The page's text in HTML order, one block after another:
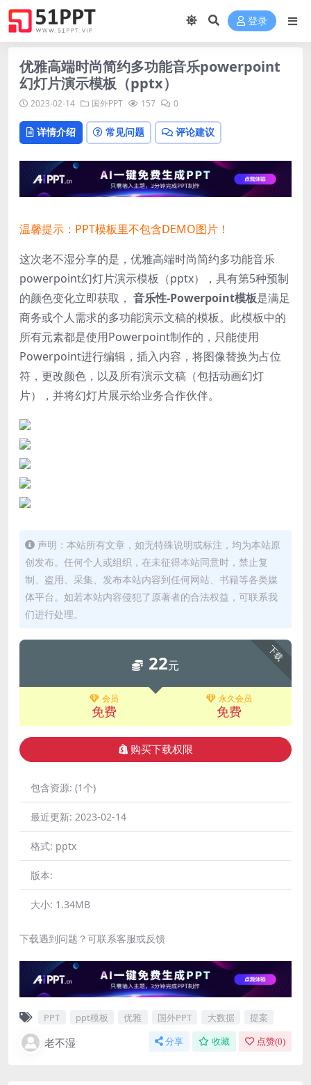
登录
优雅高端时尚简约多功能音乐powerpoint
幻灯片演示模板（pptx）
2023-02-14 国外PPT 157 0
详情介绍 常见问题 评论建议
温馨提示：PPT模板里不包含DEMO图片！
这次老不湿分享的是，优雅高端时尚简约多功能音乐
powerpoint幻灯片演示模板（pptx）， 具有第5种预制
的颜色变化立即获取， 音乐性-Powerpoint模板是满足
商务或个人需求的多功能演示文稿的模板。此模板中的
所有元素都是使用Powerpoint制作的，只能使用
Powerpoint进行编辑，插入内容，将图像替换为占位
符，更改颜色，以及所有演示文稿（包括动画幻灯
片），并将幻灯片展示给业务合作伙伴。
声明：本站所有文章，如无特殊说明或标注，均为本站原
创发布。任何个人或组织，在未征得本站同意时，禁止复
制、盗用、采集、发布本站内容到任何网站、书籍等各类媒
体平台。如若本站内容侵犯了原著者的合法权益，可联系我
们进行处理。
下载
22元
会员
免费
永久会员
免费
购买下载权限
包含资源: (1个)
最近更新: 2023-02-14
格式: pptx
版本:
大小: 1.34MB
下载遇到问题？可联系客服或反馈
PPT ppt模板 优雅 国外PPT 大数据 提案
老不湿 分享 收藏 点赞(0)